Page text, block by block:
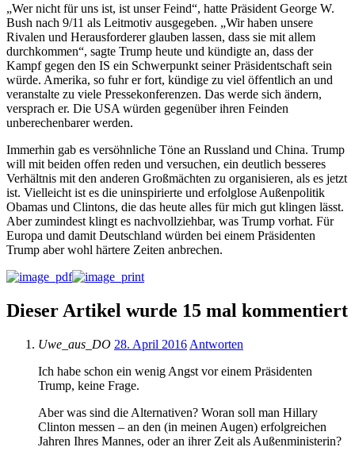
„Wer nicht für uns ist, ist unser Feind“, hatte Präsident George W.
Bush nach 9/11 als Leitmotiv ausgegeben. „Wir haben unsere
Rivalen und Herausforderer glauben lassen, dass sie mit allem
durchkommen“, sagte Trump heute und kündigte an, dass der
Kampf gegen den IS ein Schwerpunkt seiner Präsidentschaft sein
würde. Amerika, so fuhr er fort, kündige zu viel öffentlich an und
veranstalte zu viele Pressekonferenzen. Das werde sich ändern,
versprach er. Die USA würden gegenüber ihren Feinden
unberechenbarer werden.
Immerhin gab es versöhnliche Töne an Russland und China. Trump
will mit beiden offen reden und versuchen, ein deutlich besseres
Verhältnis mit den anderen Großmächten zu organisieren, als es jetzt
ist. Vielleicht ist es die uninspirierte und erfolglose Außenpolitik
Obamas und Clintons, die das heute alles für mich gut klingen lässt.
Aber zumindest klingt es nachvollziehbar, was Trump vorhat. Für
Europa und damit Deutschland würden bei einem Präsidenten
Trump aber wohl härtere Zeiten anbrechen.
Dieser Artikel wurde 15 mal kommentiert
Uwe_aus_DO 28. April 2016 Antworten
Ich habe schon ein wenig Angst vor einem Präsidenten
Trump, keine Frage.
Aber was sind die Alternativen? Woran soll man Hillary
Clinton messen – an den (in meinen Augen) erfolgreichen
Jahren Ihres Mannes, oder an ihrer Zeit als Außenministerin?